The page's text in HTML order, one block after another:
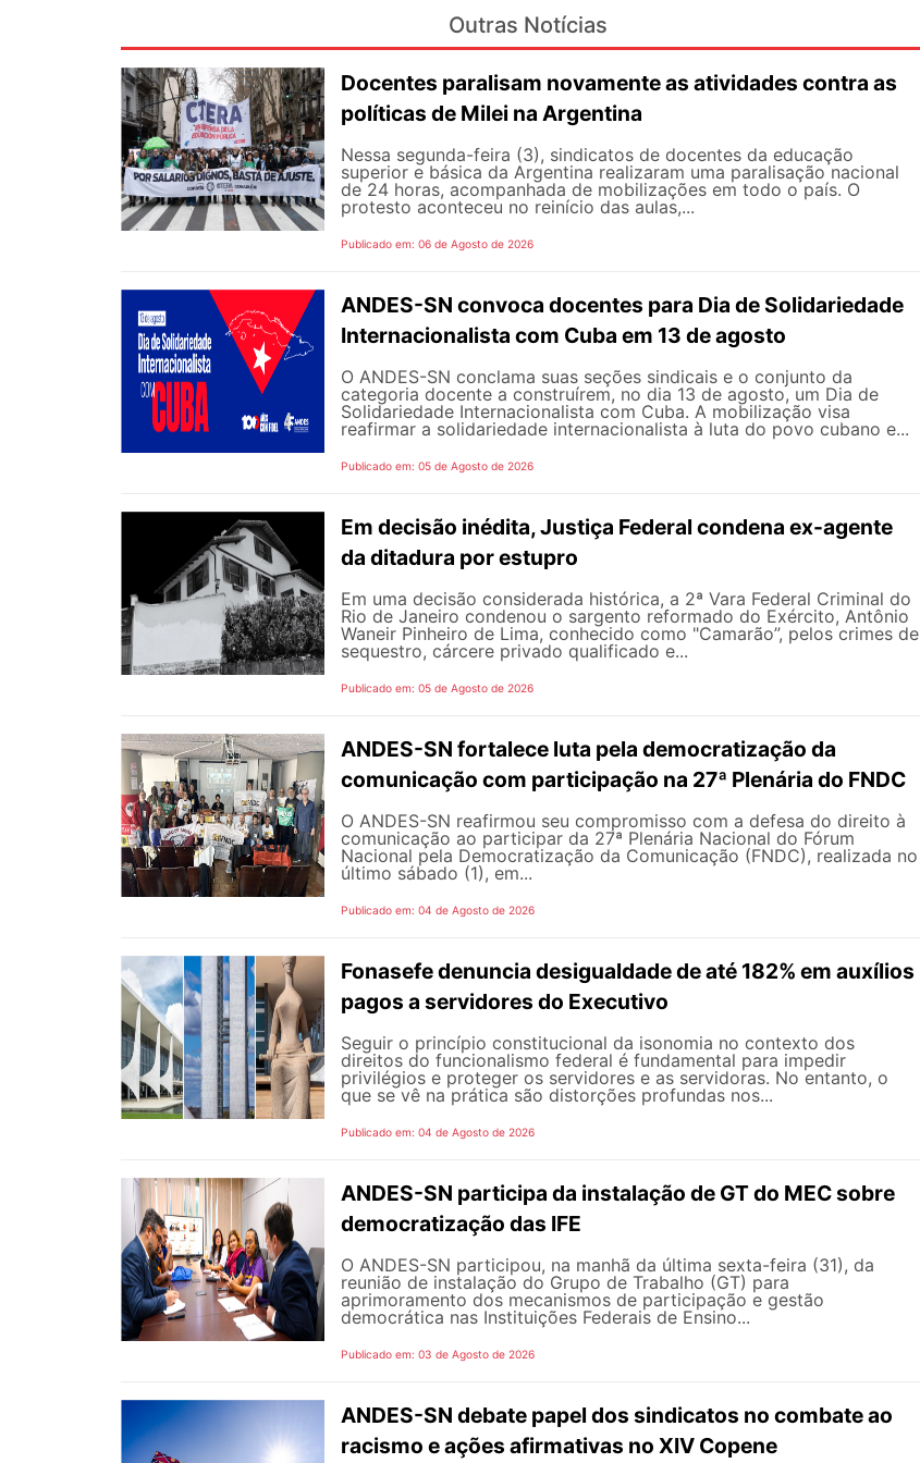
Outras Notícias
Docentes paralisam novamente as atividades contra as
políticas de Milei na Argentina
Nessa segunda-feira (3), sindicatos de docentes da educação
superior e básica da Argentina realizaram uma paralisação nacional
de 24 horas, acompanhada de mobilizações em todo o país. O
protesto aconteceu no reinício das aulas,...
Publicado em: 06 de Agosto de 2026
ANDES-SN convoca docentes para Dia de Solidariedade
Internacionalista com Cuba em 13 de agosto
O ANDES-SN conclama suas seções sindicais e o conjunto da
categoria docente a construírem, no dia 13 de agosto, um Dia de
Solidariedade Internacionalista com Cuba. A mobilização visa
reafirmar a solidariedade internacionalista à luta do povo cubano e...
Publicado em: 05 de Agosto de 2026
Em decisão inédita, Justiça Federal condena ex-agente
da ditadura por estupro
Em uma decisão considerada histórica, a 2ª Vara Federal Criminal do
Rio de Janeiro condenou o sargento reformado do Exército, Antônio
Waneir Pinheiro de Lima, conhecido como "Camarão”, pelos crimes de
sequestro, cárcere privado qualificado e...
Publicado em: 05 de Agosto de 2026
ANDES-SN fortalece luta pela democratização da
comunicação com participação na 27ª Plenária do FNDC
O ANDES-SN reafirmou seu compromisso com a defesa do direito à
comunicação ao participar da 27ª Plenária Nacional do Fórum
Nacional pela Democratização da Comunicação (FNDC), realizada no
último sábado (1), em...
Publicado em: 04 de Agosto de 2026
Fonasefe denuncia desigualdade de até 182% em auxílios
pagos a servidores do Executivo
Seguir o princípio constitucional da isonomia no contexto dos
direitos do funcionalismo federal é fundamental para impedir
privilégios e proteger os servidores e as servidoras. No entanto, o
que se vê na prática são distorções profundas nos...
Publicado em: 04 de Agosto de 2026
ANDES-SN participa da instalação de GT do MEC sobre
democratização das IFE
O ANDES-SN participou, na manhã da última sexta-feira (31), da
reunião de instalação do Grupo de Trabalho (GT) para
aprimoramento dos mecanismos de participação e gestão
democrática nas Instituições Federais de Ensino...
Publicado em: 03 de Agosto de 2026
ANDES-SN debate papel dos sindicatos no combate ao
racismo e ações afirmativas no XIV Copene